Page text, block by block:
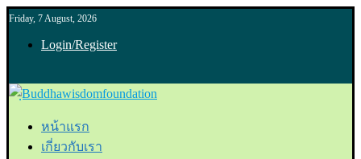
Friday, 7 August, 2026
Login/Register
หน้าแรก
เกี่ยวกับเรา